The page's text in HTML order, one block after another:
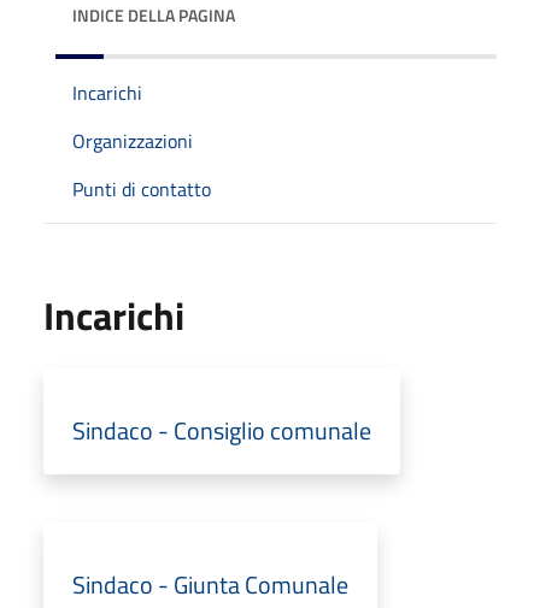
INDICE DELLA PAGINA
Incarichi
Organizzazioni
Punti di contatto
Incarichi
Sindaco - Consiglio comunale
Sindaco - Giunta Comunale